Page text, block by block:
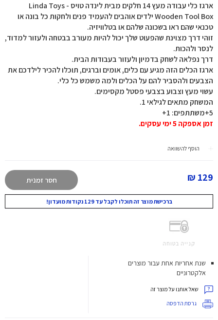
ארגז כלי עבודה מעץ 14 חלקים מבית לינדה טויס Linda Toys -
Wooden Tool Box ילדים אוהבים להעמיד פנים ולחקות כל בונה או
טכנאי שהם ראו בשכונה שלהם או בטלוויזיה.
זוהי דרך מצוינת שהפעוט שלך יכול להיות מעורב בבטחה ולעזור למדוד,
לנסר ולהכות.
דרך נפלאה לשחק בדמיון ולעזור בעבודות הבית.
ארגז הכלים הזה מגיע עם כלים, אומים וברגים, תוכלו להכיר לילדכם את
הצבעים ולהסביר להם על הכלים ולמה משמש כל כלי.
עשוי מעץ וצבוע בצבעי פסטל מקסימים.
המשחק מתאים לגילאי 1.
5+משתתפים: 1+
זמן אספקה 5 ימי עסקים.
הוסף להשוואה
129 ₪ חסר זמנית
ברכישת מוצר זה תוכלו לקבל עד 129 נקודות מועדון!
קנייה בטוחה
שנת אחריות אחת עבור מוצרים
אלקטרוניים
שאל אותנו על מוצר זה
גרסת הדפסה